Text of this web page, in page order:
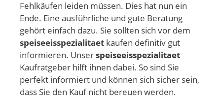
Fehlkäufen leiden müssen. Dies hat nun ein
Ende. Eine ausführliche und gute Beratung
gehört einfach dazu. Sie sollten sich vor dem
speiseeisspezialitaet kaufen definitiv gut
informieren. Unserspeiseeisspezialitaet
Kaufratgeber hilft ihnen dabei. So sind Sie
perfekt informiert und können sich sicher sein,
dass Sie den Kauf nicht bereuen werden.